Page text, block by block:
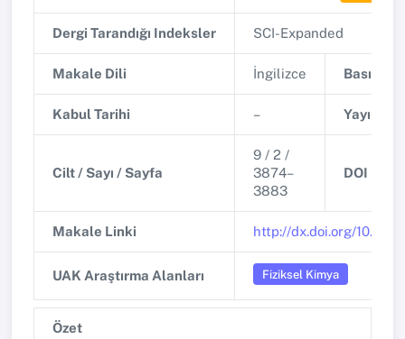
Dergi Tarandığı Indeksler SCI-Expanded
Makale Dili İngilizce Basım
Kabul Tarihi –
Cilt / Sayı / Sayfa
9 / 2 /
3874–
3883
DOI
Makale Linki http://dx.doi.org/
UAK Araştırma Alanları Fiziksel Kimya
Özet